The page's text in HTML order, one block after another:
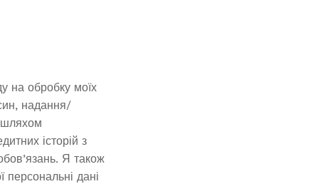
на обробку моїх
надання/
шляхом
історій з
Я також
дані